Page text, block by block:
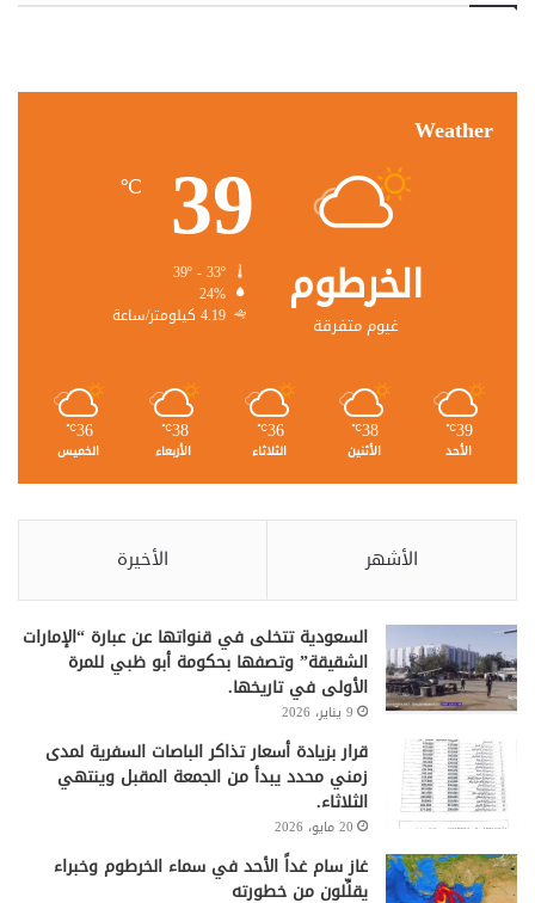
Weather
الخرطوم
غيوم متفرقة
39
℃
24%
4.19 كيلومتر/ساعة
39
℃
الأحد
38
℃
الأثنين
36
℃
الثلاثاء
38
℃
الأربعاء
36
℃
الخميس
الأشهر الأخيرة
السعودية تتخلى في قنواتها عن عبارة “الإمارات
الشقيقة” وتصفها بحكومة أبو ظبي للمرة
الأولى في تاريخها.
9 يناير، 2026
قرار بزيادة أسعار تذاكر الباصات السفرية لمدى
زمني محدد يبدأ من الجمعة المقبل وينتهي
الثلاثاء.
20 مايو، 2026
غاز سام غداً الأحد في سماء الخرطوم وخبراء
يقلِّلون من خطورته